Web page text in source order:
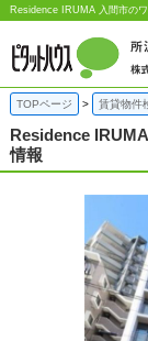
Residence IRUMA 入間市の
TOPページ 賃貸物件
Residence IRUMA
情報